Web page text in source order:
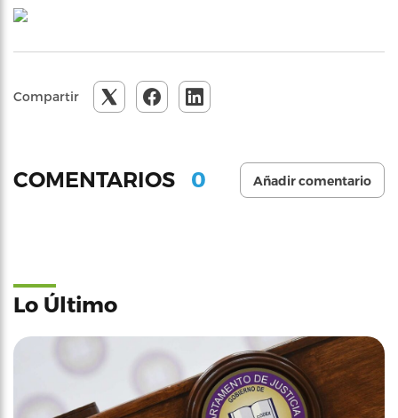
Compartir
COMENTARIOS 0 Añadir comentario
Lo Último